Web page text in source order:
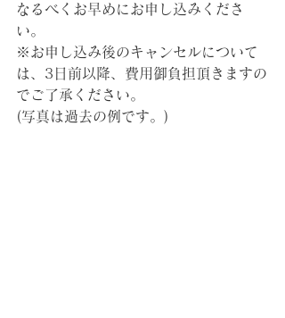
なるべくお早めにお申し込みくださ
い。
※お申し込み後のキャンセルについて
は、3日前以降、費用御負担頂きますの
でご了承ください。
(写真は過去の例です。)